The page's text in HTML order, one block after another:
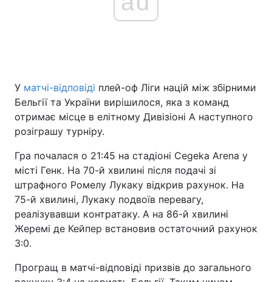
Головна Війна
Україна
Економіка Світ
Спорт Наука
Техно і зв'язок Лайт
Зброя
Здоров'я Туризм
​У матчі-відповіді плей-оф Ліги націй між збірними
Бельгії та України вирішилося, яка з команд
отримає місце в елітному Дивізіоні А наступного
розіграшу турніру.
Гра почалася о 21:45 на стадіоні Cegeka Arena у
місті Генк. На 70-й хвилині після подачі зі
штрафного Ромелу Лукаку відкрив рахунок. На
75-й хвилині, Лукаку подвоїв перевагу,
реалізувавши контратаку. А на 86-й хвилині
Жеремі де Кейпер встановив остаточний рахунок
3:0.
Програщ в матчі-відповіді призвів до загального